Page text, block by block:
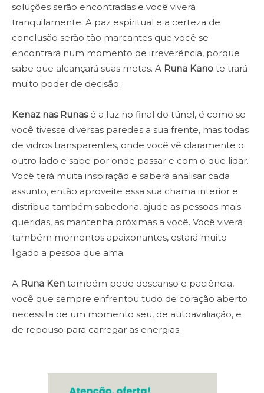
soluções serão encontradas e você viverá
tranquilamente. A paz espiritual e a certeza de
conclusão serão tão marcantes que você se
encontrará num momento de irreverência, porque
sabe que alcançará suas metas. A Runa Kano te trará
muito poder de decisão.
Kenaz nas Runasé a luz no final do túnel, é como se
você tivesse diversas paredes a sua frente, mas todas
de vidros transparentes, onde você vê claramente o
outro lado e sabe por onde passar e com o que lidar.
Você terá muita inspiração e saberá analisar cada
assunto, então aproveite essa sua chama interior e
distribua também sabedoria, ajude as pessoas mais
queridas, as mantenha próximas a você. Você viverá
também momentos apaixonantes, estará muito
ligado a pessoa que ama.
A Runa Ken também pede descanso e paciência,
você que sempre enfrentou tudo de coração aberto
necessita de um momento seu, de autoavaliação, e
de repouso para carregar as energias.